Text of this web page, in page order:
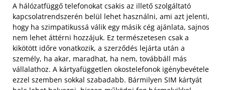
A hálózatfüggő telefonokat csakis az illető szolgáltató
kapcsolatrendszerén belül lehet használni, ami azt jelenti,
hogy ha szimpatikussá válik egy másik cég ajánlata, sajnos
nem lehet áttérni hozzájuk. Ez természetesen csak a
kikötött időre vonatkozik, a szerződés lejárta után a
személy, ha akar, maradhat, ha nem, továbbáll más
vállalathoz. A kártyafüggetlen okostelefonok igénybevétele
ezzel szemben sokkal szabadabb. Bármilyen SIM kártyát